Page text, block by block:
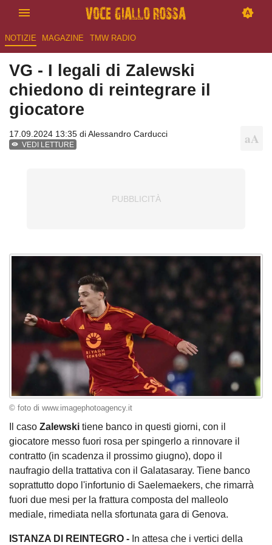
NOTIZIE MAGAZINE TMW RADIO
VG - I legali di Zalewski
chiedono di reintegrare il
giocatore
17.09.2024 13:35 diAlessandro Carducci
VEDI LETTURE
© foto di www.imagephotoagency.it
Il caso Zalewski tiene banco in questi giorni, con il
giocatore messo fuori rosa per spingerlo a rinnovare il
contratto (in scadenza il prossimo giugno), dopo il
naufragio della trattativa con il Galatasaray. Tiene banco
soprattutto dopo l'infortunio di Saelemaekers, che rimarrà
fuori due mesi per la frattura composta del malleolo
mediale, rimediata nella sfortunata gara di Genova.
ISTANZA DI REINTEGRO - In attesa che i vertici della